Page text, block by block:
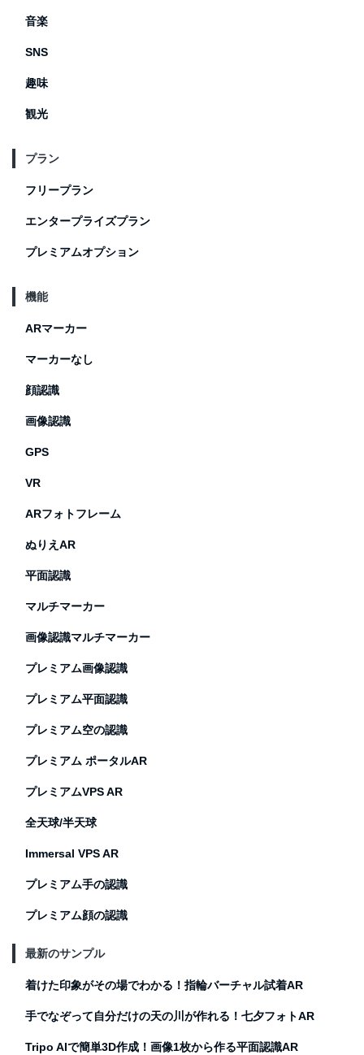
音楽
SNS
趣味
観光
プラン
フリープラン
エンタープライズプラン
プレミアムオプション
機能
ARマーカー
マーカーなし
顔認識
画像認識
GPS
VR
ARフォトフレーム
ぬりえAR
平面認識
マルチマーカー
画像認識マルチマーカー
プレミアム画像認識
プレミアム平面認識
プレミアム空の認識
プレミアム ポータルAR
プレミアムVPS AR
全天球/半天球
Immersal VPS AR
プレミアム手の認識
プレミアム顔の認識
最新のサンプル
着けた印象がその場でわかる！指輪バーチャル試着AR
手でなぞって自分だけの天の川が作れる！七夕フォトAR
Tripo AIで簡単3D作成！画像1枚から作る平面認識AR